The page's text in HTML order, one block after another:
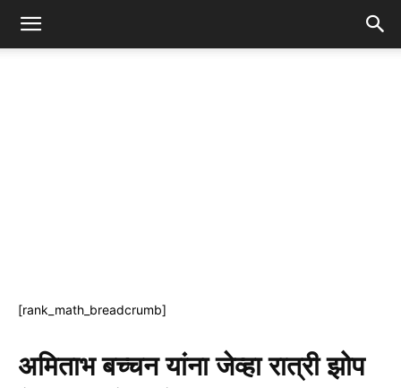
[rank_math_breadcrumb]
अमिताभ बच्चन यांना जेव्हा रात्री झोप